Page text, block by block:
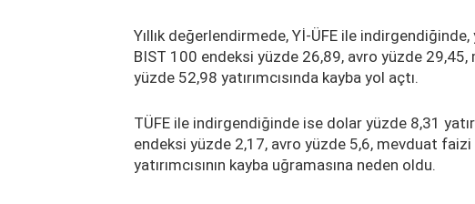
Yıllık değerlendirmede, Yİ-ÜFE ile
BIST 100 endeksi yüzde 26,89, avro yüzde
yüzde 52,98 yatırımcısında kayba yol açtı.
TÜFE ile indirgendiğinde ise dolar yüzde 8,31
endeksi yüzde 2,17, avro yüzde 5,6, mevduat
yatırımcısının kayba uğramasına neden oldu.